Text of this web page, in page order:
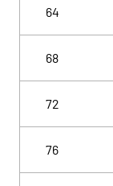
64
68
72
76